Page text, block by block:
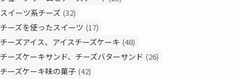
スイーツ系チーズ (32)
チーズを使ったスイーツ (17)
チーズアイス、アイスチーズケーキ (48)
チーズケーキサンド、チーズバターサンド (26)
チーズケーキ味の菓子 (42)